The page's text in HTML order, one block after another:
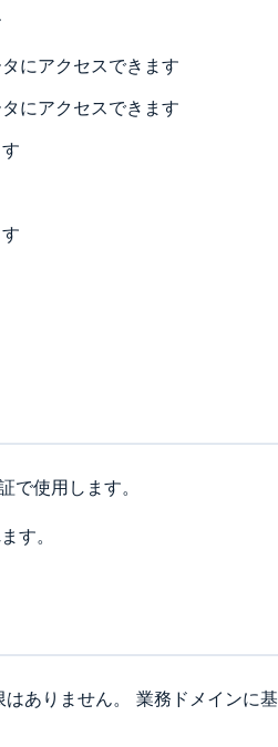
にアクセスできます
にアクセスできます
使用します。
す。
ありません。 業務ドメインに